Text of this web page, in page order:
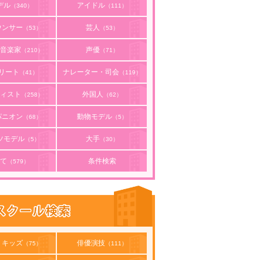
ル（340） アイドル（111）
サー （53） 芸人 （53）
楽家 （210） 声優（71）
ート （41） ナレーター・司会（119）
スト （258） 外国人 （62）
オン （68） 動物モデル（5）
モデル（5） 大手（30）
（579） 条件検索
ッズ （75） 俳優演技（111）